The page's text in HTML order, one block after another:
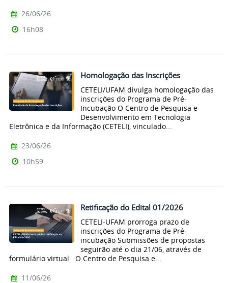
26/06/26
16h08
Homologação das Inscrições
CETELI/UFAM divulga homologação das
inscrições do Programa de Pré-
Incubação O Centro de Pesquisa e
Desenvolvimento em Tecnologia
Eletrônica e da Informação (CETELI), vinculado...
23/06/26
10h59
Retificação do Edital 01/2026
CETELI-UFAM prorroga prazo de
inscrições do Programa de Pré-
incubação Submissões de propostas
seguirão até o dia 21/06, através de
formulário virtual O Centro de Pesquisa e...
11/06/26